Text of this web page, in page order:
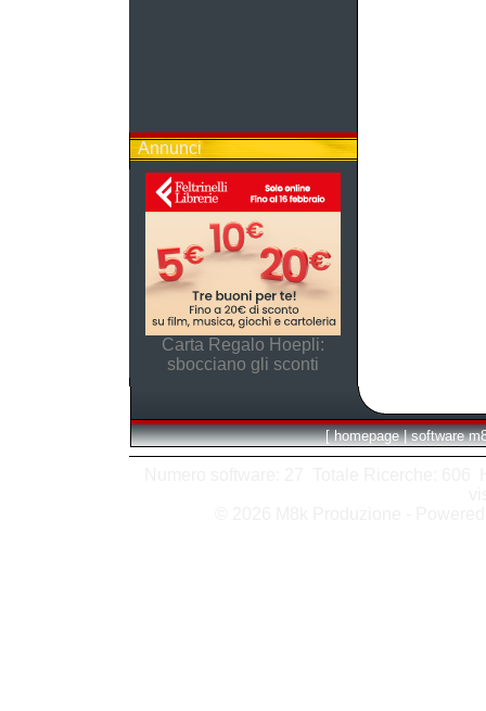
Annunci
Carta Regalo Hoepli:
sbocciano gli sconti
[ homepage | software